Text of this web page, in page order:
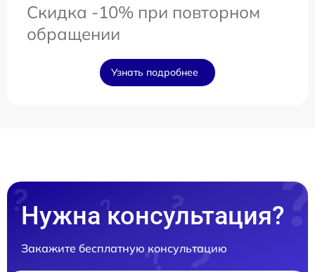
Скидка -10% при повторном
обращении
Узнать подробнее
Нужна консультация?
Закажите бесплатную консультацию